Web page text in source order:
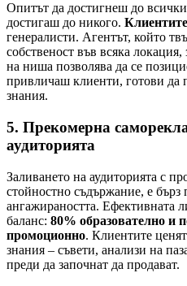
Опитът да достигнеш до
достигаш до никого.
генералисти. Агентът, който
собственост във всяка
на ниша позволява да се
привличаш клиенти, готови да
знания.
5. Прекомерна
аудиторията
Заливането на аудиторията с
стойностно съдържание, е бърз
ангажираността. Ефективната
баланс: 80% образователно и
промоционно. Клиентите
знания – съвети, анализи на
преди да започнат да продават.